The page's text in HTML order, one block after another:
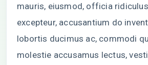
mauris, eiusmod, officia
excepteur, accusantium do
lobortis ducimus ac, commodi
molestie accusamus lectus,